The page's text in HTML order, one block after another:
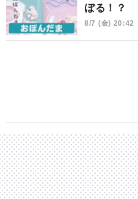
ぼる！？
8/7 (金) 20:42